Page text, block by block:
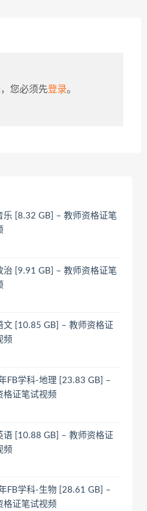
您必须先登录。
乐 [8.32 GB] – 教师资格证笔
治 [9.91 GB] – 教师资格证笔
文 [10.85 GB] – 教师资格证
频
FB学科-地理 [23.83 GB] –
格证笔试视频
语 [10.88 GB] – 教师资格证
频
FB学科-生物 [28.61 GB] –
格证笔试视频